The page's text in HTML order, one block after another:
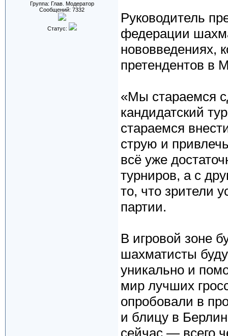
Группа: Глав. Модератор
Сообщений: 7332
Статус:
Руководитель
федерации
нововведениях,
претендентов в
«Мы стараемся
кандидатский
стараемся
струю и
всё уже
турниров, а с
то, что зрители
партии.
В игровой зоне
шахматисты
уникально и
мир лучших
опробовали в
и блицу в
сейчас — всего